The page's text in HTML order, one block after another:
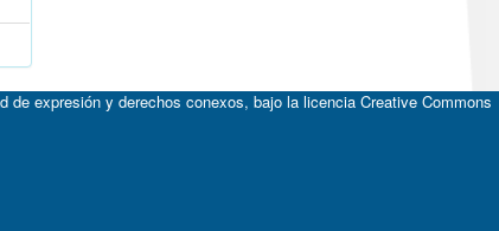
de expresión y derechos conexos, bajo la licencia Creative Commons